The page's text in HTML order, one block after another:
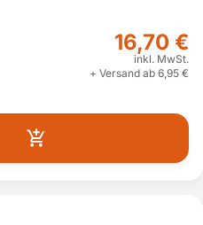
16,70 €
inkl. MwSt.
+ Versand ab 6,95 €